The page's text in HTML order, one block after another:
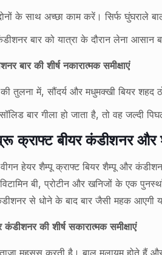
के साथ अच्छा काम करें। सिर्फ घुंघराले
बार को यात्रा के दौरान लेना आसान
बार की शीर्ष नकारात्मक समीक्षाएं
तुलना में, सौंदर्य और मधुमक्खी बियर शहद
बार गीला हो जाता है, तो वह जल्दी
क्राफ्ट बीयर कंडीशनर और
हेयर शैम्पू क्राफ्ट बियर शैम्पू और
बी, प्रोटीन और खनिजों के एक
से धोने के बाद बार जैसी महक आएगी
की शीर्ष सकारात्मक समीक्षाएं
महसूस करती है। बाल मुलायम होते हैं